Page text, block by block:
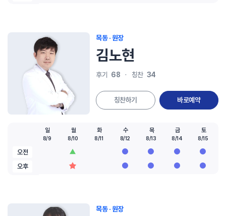
목동 · 원장
김노현
후기 68 칭찬 34
칭찬하기 바로예약
오전
오후
일
8/9
월
8/10
화
8/11
수
8/12
목
8/13
금
8/14
토
8/15
목동 · 원장